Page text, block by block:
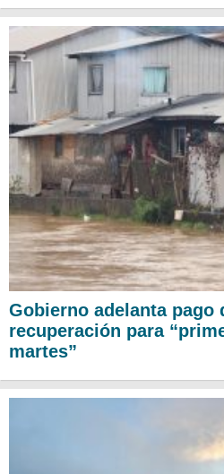
Gobierno adelanta pago
recuperación para
martes”